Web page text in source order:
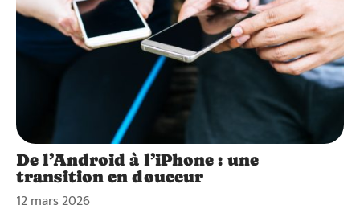
De l’Android à l’iPhone : une
transition en douceur
12 mars 2026